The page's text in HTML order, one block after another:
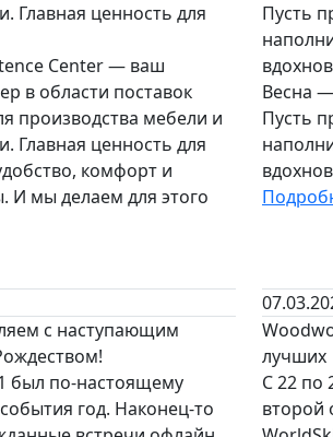
Главная ценность для
Center — ваш
в области поставок
производства мебели и
Главная ценность для
комфорт и
И мы делаем для этого
Пусть
Весна
Пусть
с наступающим
был по-настоящему
год. Наконец-то
лучших
С 22 по
второй